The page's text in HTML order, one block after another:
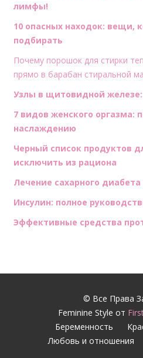
лимфы!
10 опасных находок: вещи,
подбирать
Почему порошок для стирки
прямо в барабан стиральной
Узлы в щитовидной железе:
7 видов женского оргазма:
наслаждению
Черный список продуктов
исключить из рациона
Лечение сахарного
Инсулин: полное
Эффективные средства
© Все Права
Feminine Style от
Беременность
Любовь и отношения